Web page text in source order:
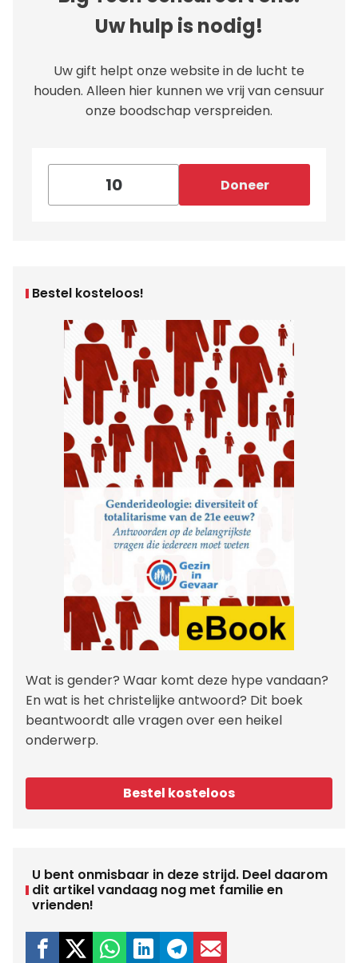
Uw hulp is nodig!
Uw gift helpt onze website in de lucht te
houden. Alleen hier kunnen we vrij van censuur
onze boodschap verspreiden.
Doneer
Bestel kosteloos!
Wat is gender? Waar komt deze hype vandaan?
En wat is het christelijke antwoord? Dit boek
beantwoordt alle vragen over een heikel
onderwerp.
Bestel kosteloos
U bent onmisbaar in deze strijd. Deel daarom
dit artikel vandaag nog met familie en
vrienden!